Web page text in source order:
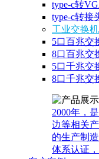
type-c转
type-c转接
工业交换机
5口百兆交
8口百兆交
5口千兆交
8口千兆交
2000年，
边等相关
的生产制
体系认证